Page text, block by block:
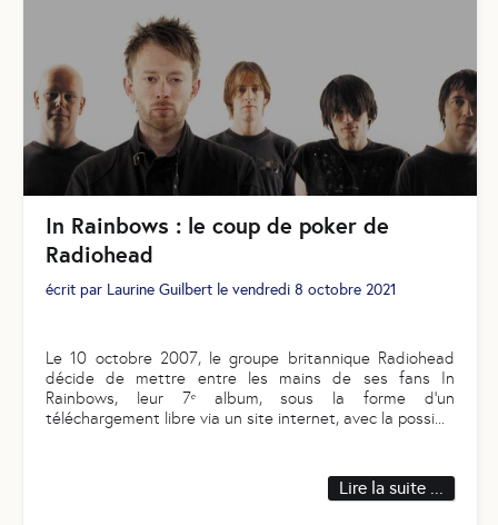
In Rainbows : le coup de poker de
Radiohead
écrit par Laurine Guilbert le vendredi 8 octobre 2021
Le 10 octobre 2007, le groupe britannique Radiohead
décide de mettre entre les mains de ses fans In
Rainbows, leur 7ᵉ album, sous la forme d’un
téléchargement libre via un site internet, avec la possi
Lire la suite ...